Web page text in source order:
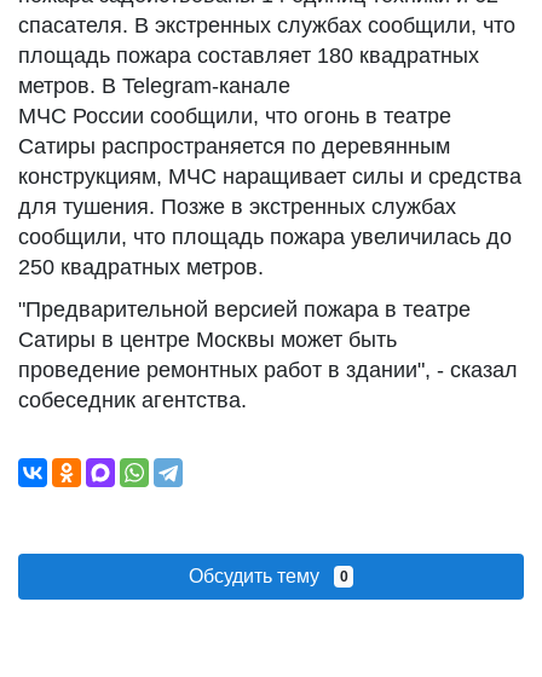
спасателя. В экстренных службах сообщили, что
площадь пожара составляет 180 квадратных
метров. В Telegram-канале
МЧС России сообщили, что огонь в театре
Сатиры распространяется по деревянным
конструкциям, МЧС наращивает силы и средства
для тушения. Позже в экстренных службах
сообщили, что площадь пожара увеличилась до
250 квадратных метров.
"Предварительной версией пожара в театре
Сатиры в центре Москвы может быть
проведение ремонтных работ в здании", - сказал
собеседник агентства.
Обсудить тему 0